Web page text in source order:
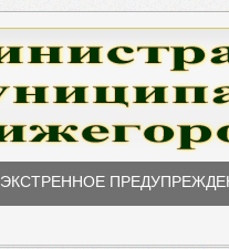
ЭКСТРЕННОЕ